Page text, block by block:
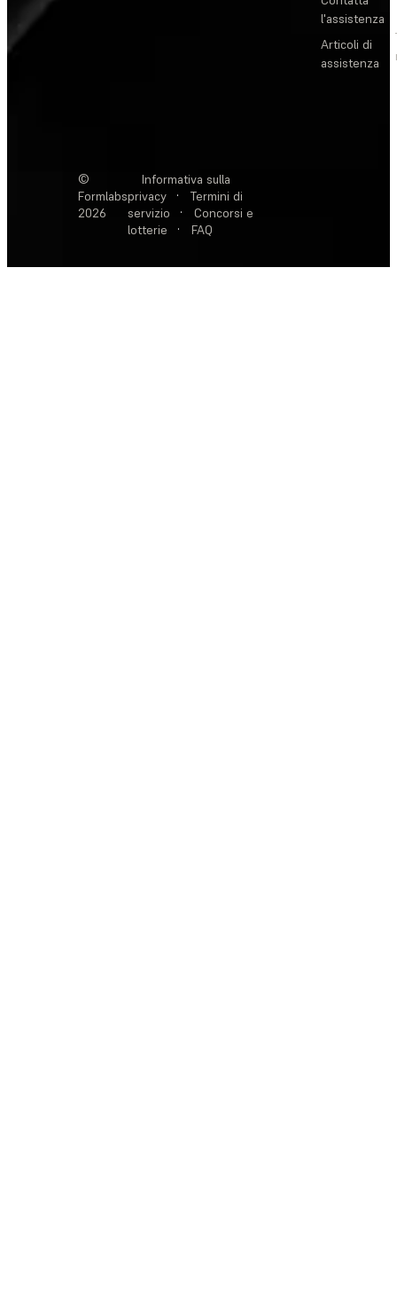
l'assistenza
Articoli di
assistenza
©
Formlabs
2026
Informativa sulla
privacy
·
Termini di
servizio
·
Concorsi e
lotterie
· FAQ